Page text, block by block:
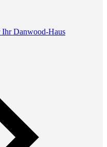
Danwood-Haus